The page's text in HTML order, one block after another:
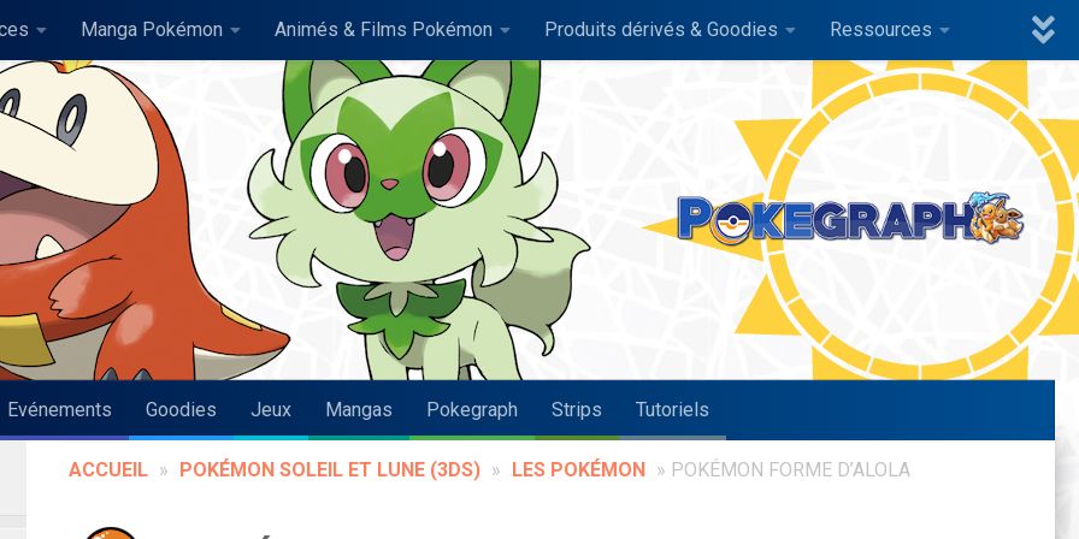
Manga Pokémon Animés & Films Pokémon Produits dérivés & Goodies Ressources
Evénements Goodies Jeux Mangas Pokegraph Strips Tutoriels
ACCUEIL » POKÉMON SOLEIL ET LUNE (3DS) » LES POKÉMON » POKÉMON FORME D’ALOLA